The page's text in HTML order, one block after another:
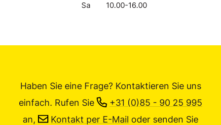
Sa
10.00-16.00
Haben Sie eine Frage? Kontaktieren Sie uns
einfach. Rufen Sie
+31 (0)85 - 90 25 995
an,
Kontakt per E-Mail oder senden Sie